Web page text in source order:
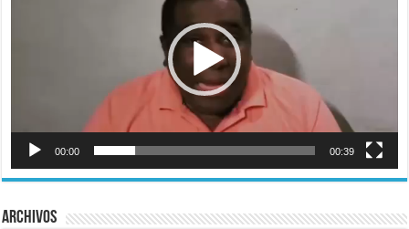
00:00 00:39
Archivos